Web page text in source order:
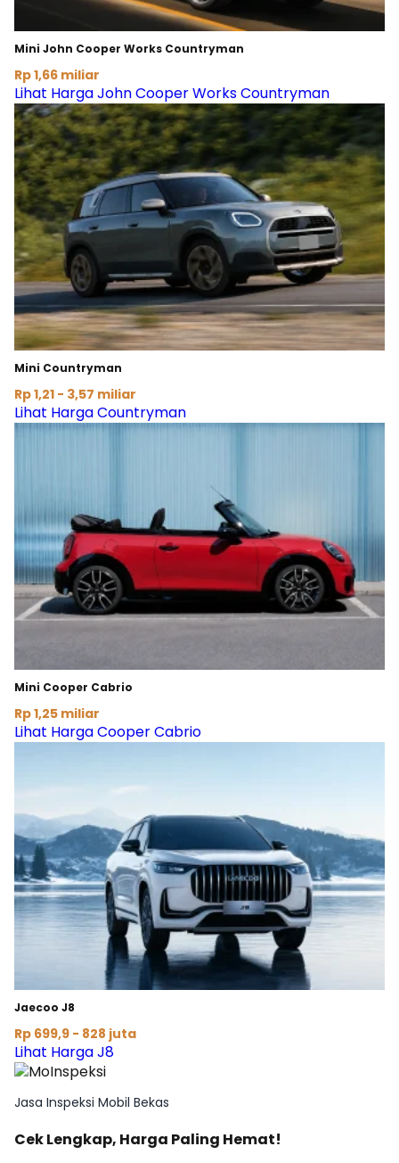
Mini John Cooper Works Countryman
Rp 1,66 miliar
Lihat Harga John Cooper Works Countryman
Mini Countryman
Rp 1,21 - 3,57 miliar
Lihat Harga Countryman
Mini Cooper Cabrio
Rp 1,25 miliar
Lihat Harga Cooper Cabrio
Jaecoo J8
Rp 699,9 - 828 juta
Lihat Harga J8
Jasa Inspeksi Mobil Bekas
Cek Lengkap, Harga Paling Hemat!